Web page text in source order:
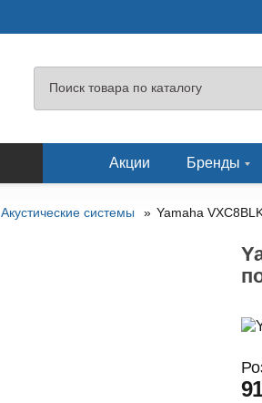
Акции Бренды
Акустические системы Yamaha